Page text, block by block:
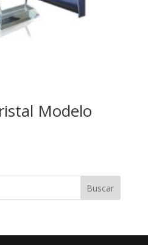
Modelo